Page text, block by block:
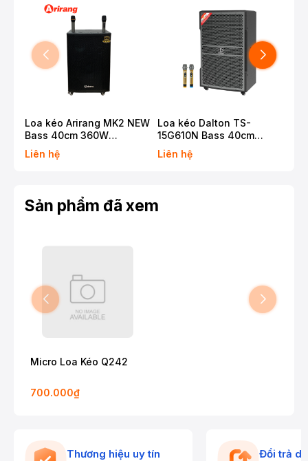
Loa kéo Arirang MK2 NEW
Bass 40cm 360W
Karaoke Bluetooth
Liên hệ
Loa kéo Dalton TS-
15G610N Bass 40cm
650W Karaoke Bluetooth
Liên hệ
Sản phẩm đã xem
Micro Loa Kéo Q242
700.000₫
Thương hiệu uy tín Đổi trả